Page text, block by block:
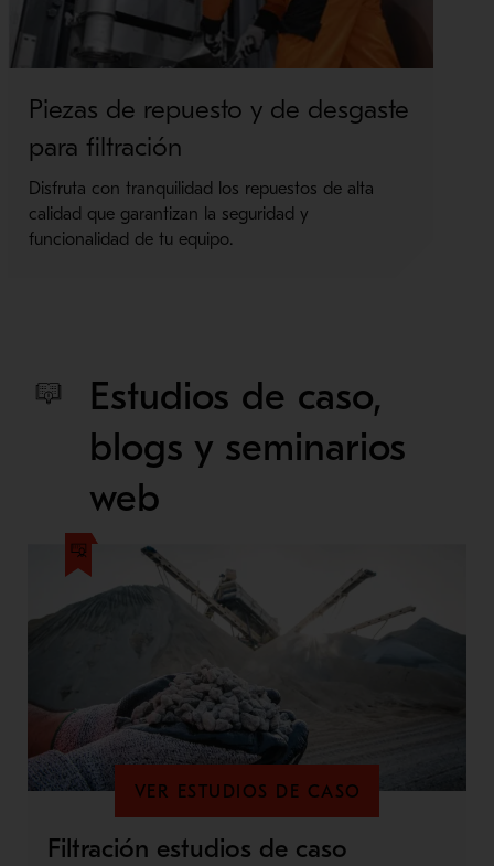
Piezas de repuesto y de desgaste
para filtración
Disfruta con tranquilidad los repuestos de alta
calidad que garantizan la seguridad y
funcionalidad de tu equipo.
Estudios de caso,
blogs y seminarios
web
VER ESTUDIOS DE CASO
Filtración estudios de caso